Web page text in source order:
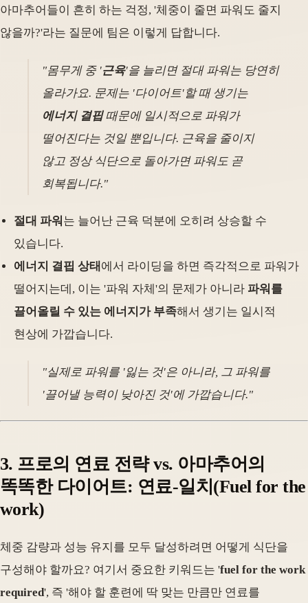
아마추어들이 흔히 하는 걱정, '체중이 줄면 파워도 줄지
않을까?'라는 질문에 팀은 이렇게 답합니다.
"몸무게 중 '근육'을 늘리면 절대 파워는 당연히
올라가요. 문제는 '다이어트'할 때 생기는
에너지 결핍때문에 일시적으로 파워가
떨어진다는 것일 뿐입니다. 근육을 줄이지
않고 정상 식단으로 돌아가면 파워도 곧
회복됩니다."
절대 파워 는 늘어난 근육 덕분에 오히려 상승할 수
있습니다.
에너지 결핍 상태 에서 라이딩을 하면 즉각적으로 파워가
떨어지는데, 이는 '파워 자체'의 문제가 아니라 파워를
끌어올릴 수 있는 에너지가 부족해서 생기는 일시적
현상에 가깝습니다.
"실제로 파워를 '잃는 것'은 아니라, 그 파워를
'끌어낼 능력이 낮아진 것'에 가깝습니다."
3. 프로의 연료 전략 vs. 아마추어의
똑똑한 다이어트: 연료-일치(Fuel for the
work)
체중 감량과 성능 유지를 모두 달성하려면 어떻게 식단을
구성해야 할까요? 여기서 중요한 키워드는 'fuel for the work
required', 즉 '해야 할 훈련에 딱 맞는 만큼만 연료를